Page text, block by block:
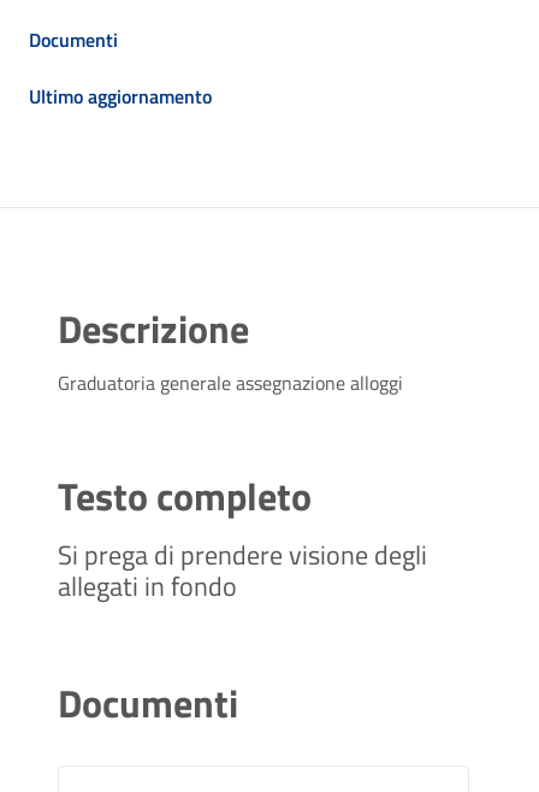
Documenti
Ultimo aggiornamento
Descrizione
Graduatoria generale assegnazione alloggi
Testo completo
Si prega di prendere visione degli
allegati in fondo
Documenti